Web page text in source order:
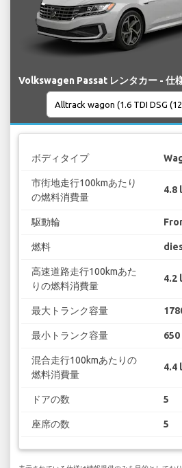
Volkswagen Passat レンタカー - 仕
ボディタイプ
市街地走行100kmあたり
の燃料消費量
4.8 l
駆動輪
燃料
高速道路走行100kmあた
りの燃料消費量
4.2 l
最大トランク容量
最小トランク容量 650
混合走行100kmあたりの
燃料消費量
4.4 l
ドアの数 5
座席の数 5